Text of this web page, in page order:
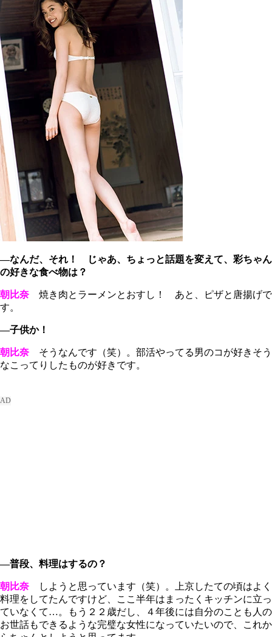
―なんだ、それ！ じゃあ、ちょっと話題を変えて、彩ちゃん
の好きな食べ物は？
朝比奈 焼き肉とラーメンとおすし！ あと、ピザと唐揚げで
す。
―子供か！
朝比奈 そうなんです（笑）。部活やってる男のコが好きそう
なこってりしたものが好きです。
―普段、料理はするの？
朝比奈
しようと思っています（笑）。上京したての頃はよく
料理をしてたんですけど、ここ半年はまったくキッチンに立っ
ていなくて…。もう２２歳だし、４年後には自分のことも人の
お世話もできるような完璧な女性になっていたいので、これか